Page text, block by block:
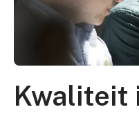
Kwaliteit